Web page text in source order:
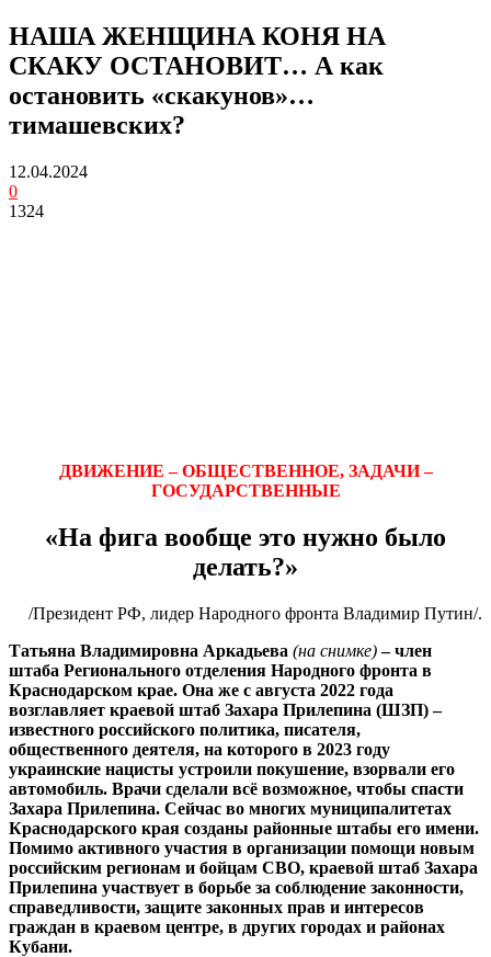
НАША ЖЕНЩИНА КОНЯ НА
СКАКУ ОСТАНОВИТ… А как
остановить «скакунов»…
тимашевских?
12.04.2024
0
1324
ДВИЖЕНИЕ – ОБЩЕСТВЕННОЕ, ЗАДАЧИ –
ГОСУДАРСТВЕННЫЕ
«На фига вообще это нужно было
делать?»
/Президент РФ, лидер Народного фронта Владимир Путин/.
Татьяна Владимировна Аркадьева (на снимке) – член
штаба Регионального отделения Народного фронта в
Краснодарском крае. Она же с августа 2022 года
возглавляет краевой штаб Захара Прилепина (ШЗП) –
известного российского политика, писателя,
общественного деятеля, на которого в 2023 году
украинские нацисты устроили покушение, взорвали его
автомобиль. Врачи сделали всё возможное, чтобы спасти
Захара Прилепина. Сейчас во многих муниципалитетах
Краснодарского края созданы районные штабы его имени.
Помимо активного участия в организации помощи новым
российским регионам и бойцам СВО, краевой штаб Захара
Прилепина участвует в борьбе за соблюдение законности,
справедливости, защите законных прав и интересов
граждан в краевом центре, в других городах и районах
Кубани.